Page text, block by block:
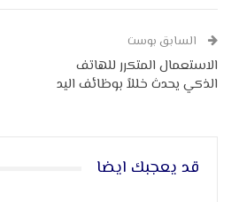
السابق بوست
الاستعمال المتكرر للهاتف
الذكي يحدث خللاً بوظائف اليد
قد يعجبك ايضا